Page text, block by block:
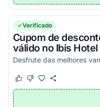
Verificado
Cupom de
válido no Ibis
Este cupom funcionou
Este cupom não